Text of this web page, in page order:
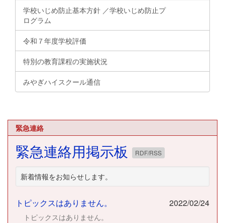
学校いじめ防止基本方針 ／学校いじめ防止プ
ログラム
令和７年度学校評価
特別の教育課程の実施状況
みやぎハイスクール通信
緊急連絡
緊急連絡用掲示板 RDF/RSS
新着情報をお知らせします。
トピックスはありません。 2022/02/24
トピックスはありません。